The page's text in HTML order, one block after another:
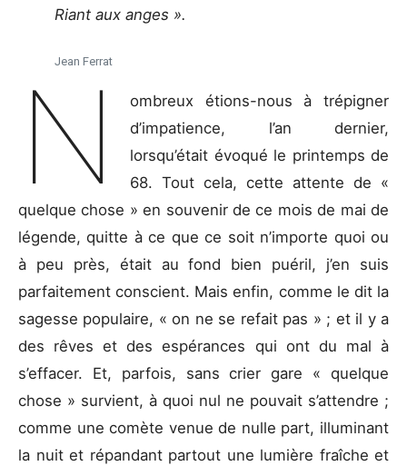
Riant aux anges ».
Jean Ferrat
N
ombreux étions-nous à trépigner
d’impatience, l’an dernier,
lorsqu’était évoqué le printemps de
68. Tout cela, cette attente de «
quelque chose » en souvenir de ce mois de mai de
légende, quitte à ce que ce soit n’importe quoi ou
à peu près, était au fond bien puéril, j’en suis
parfaitement conscient. Mais enfin, comme le dit la
sagesse populaire, « on ne se refait pas » ; et il y a
des rêves et des espérances qui ont du mal à
s’effacer. Et, parfois, sans crier gare « quelque
chose » survient, à quoi nul ne pouvait s’attendre ;
comme une comète venue de nulle part, illuminant
la nuit et répandant partout une lumière fraîche et